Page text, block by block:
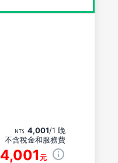
4,001/1 晚
不含稅金和服務費
4,001 元